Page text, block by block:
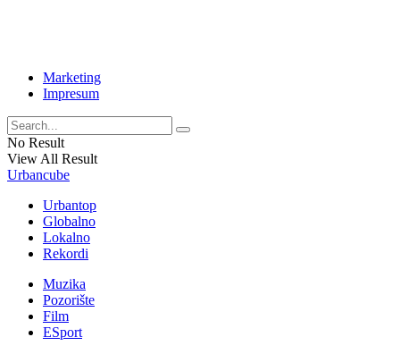
Marketing
Impresum
No Result
View All Result
Urbancube
Urbantop
Globalno
Lokalno
Rekordi
Muzika
Pozorište
Film
ESport